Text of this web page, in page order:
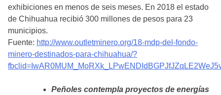
exhibiciones en menos de seis meses. En 2018 el estado
de Chihuahua recibió 300 millones de pesos para 23
municipios.
Fuente: http://www.outletminero.org/18-mdp-del-fondo-
minero-destinados-para-chihuahua/?
Peñoles contempla proyectos de energías